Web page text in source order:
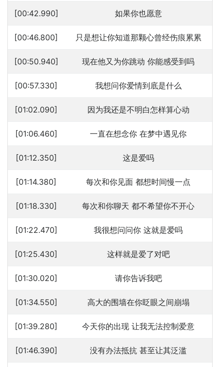
[00:42.990] 如果你也愿意
[00:46.800] 只是想让你知道那颗心曾经伤痕累累
[00:50.940] 现在他又为你跳动 你能感受到吗
[00:57.330] 我想问你爱情到底是什么
[01:02.090] 因为我还是不明白怎样算心动
[01:06.460] 一直在想念你 在梦中遇见你
[01:12.350] 这是爱吗
[01:14.380] 每次和你见面 都想时间慢一点
[01:18.330] 每次和你聊天 都不希望你不开心
[01:22.470] 我很想问问你 这就是爱吗
[01:25.430] 这样就是爱了对吧
[01:30.020] 请你告诉我吧
[01:34.550] 高大的围墙在你眨眼之间崩塌
[01:39.280] 今天你的出现 让我无法控制爱意
[01:46.390] 没有办法抵抗 甚至让其泛滥